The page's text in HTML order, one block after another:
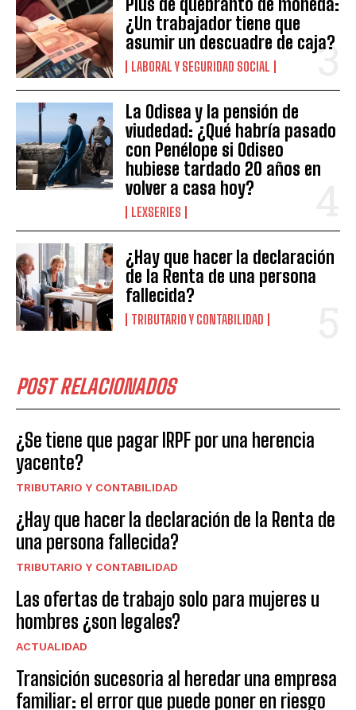
¿Un trabajador tiene que
asumir un descuadre de caja?
LABORAL Y SEGURIDAD SOCIAL
La Odisea y la pensión de
viudedad: ¿Qué habría pasado
con Penélope si Odiseo
hubiese tardado 20 años en
volver a casa hoy?
LEXSERIES
¿Hay que hacer la declaración
de la Renta de una persona
fallecida?
TRIBUTARIO Y CONTABILIDAD
POST RELACIONADOS
¿Se tiene que pagar IRPF por una herencia
yacente?
TRIBUTARIO Y CONTABILIDAD
¿Hay que hacer la declaración de la Renta de
una persona fallecida?
TRIBUTARIO Y CONTABILIDAD
Las ofertas de trabajo solo para mujeres u
hombres ¿son legales?
ACTUALIDAD
Transición sucesoria al heredar una empresa
familiar: el error que puede poner en riesgo